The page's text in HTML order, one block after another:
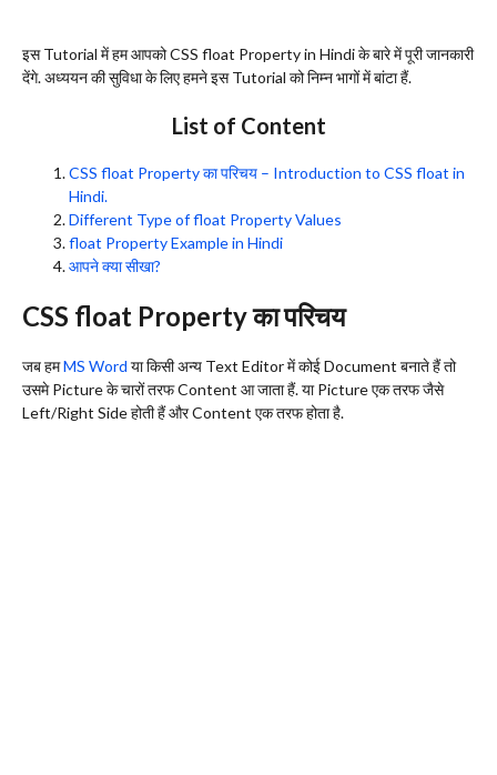
इस Tutorial में हम आपको CSS float Property in Hindi के बारे में पूरी जानकारी
देंगे. अध्ययन की सुविधा के लिए हमने इस Tutorial को निम्न भागों में बांटा हैं.
List of Content
CSS float Property का परिचय – Introduction to CSS float in
Hindi.
Different Type of float Property Values
float Property Example in Hindi
आपने क्या सीखा?
CSS float Property का परिचय
जब हमMS Word या किसी अन्य Text Editor में कोई Document बनाते हैं तो
उसमे Picture के चारों तरफ Content आ जाता हैं. या Picture एक तरफ जैसे
Left/Right Side होती हैं और Content एक तरफ होता है.